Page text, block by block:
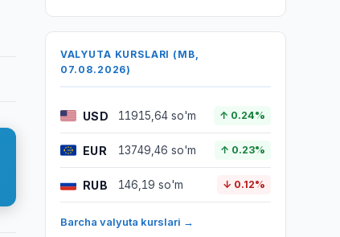
VALYUTA KURSLARI (MB,
07.08.2026)
USD 11915,64 so'm ↑ 0.24%
EUR 13749,46 so'm ↑ 0.23%
RUB 146,19 so'm ↓ 0.12%
Barcha valyuta kurslari →